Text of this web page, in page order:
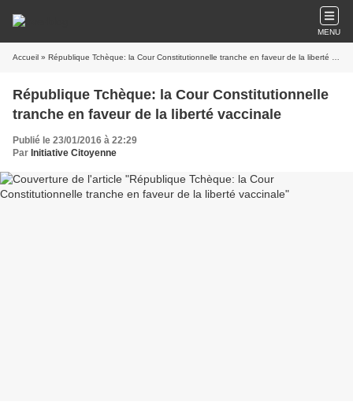
MENU
Accueil » République Tchèque: la Cour Constitutionnelle tranche en faveur de la liberté vaccinale
République Tchèque: la Cour Constitutionnelle
tranche en faveur de la liberté vaccinale
Publié le 23/01/2016 à 22:29
Par Initiative Citoyenne